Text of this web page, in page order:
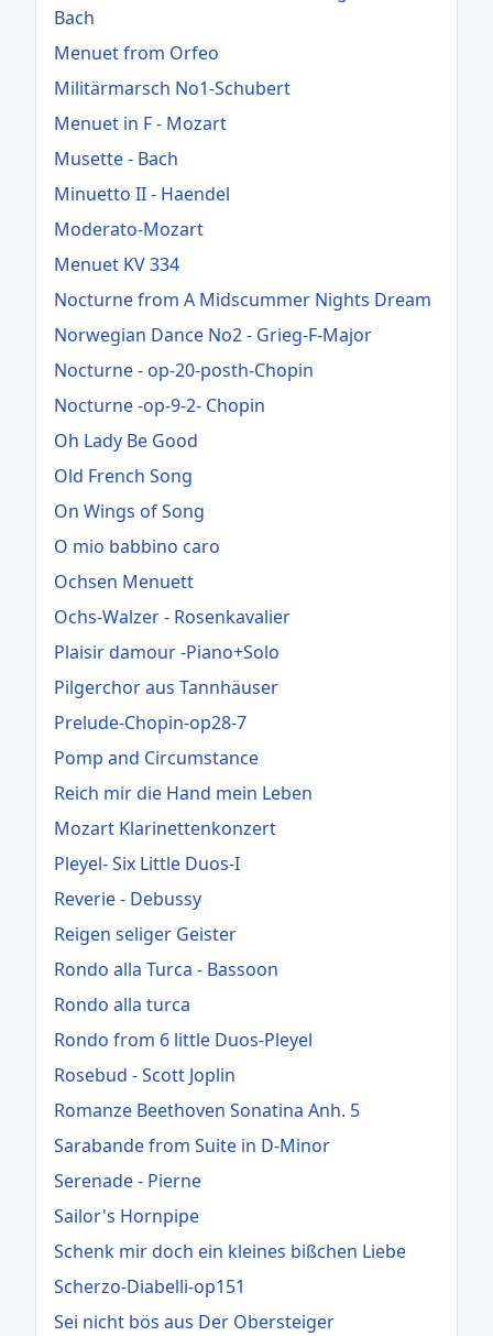
Bach
Menuet from Orfeo
Militärmarsch No1-Schubert
Menuet in F - Mozart
Musette - Bach
Minuetto II - Haendel
Moderato-Mozart
Menuet KV 334
Nocturne from A Midscummer Nights Dream
Norwegian Dance No2 - Grieg-F-Major
Nocturne - op-20-posth-Chopin
Nocturne -op-9-2- Chopin
Oh Lady Be Good
Old French Song
On Wings of Song
O mio babbino caro
Ochsen Menuett
Ochs-Walzer - Rosenkavalier
Plaisir damour -Piano+Solo
Pilgerchor aus Tannhäuser
Prelude-Chopin-op28-7
Pomp and Circumstance
Reich mir die Hand mein Leben
Mozart Klarinettenkonzert
Pleyel- Six Little Duos-I
Reverie - Debussy
Reigen seliger Geister
Rondo alla Turca - Bassoon
Rondo alla turca
Rondo from 6 little Duos-Pleyel
Rosebud - Scott Joplin
Romanze Beethoven Sonatina Anh. 5
Sarabande from Suite in D-Minor
Serenade - Pierne
Sailor's Hornpipe
Schenk mir doch ein kleines bißchen Liebe
Scherzo-Diabelli-op151
Sei nicht bös aus Der Obersteiger